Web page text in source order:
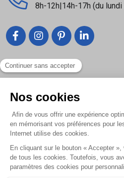
Liens utiles
Nous contacter
À propos
Paiement sécurisé
Livraison | Retour client
Nos tutos
8h-12h|14h-17h (du lundi